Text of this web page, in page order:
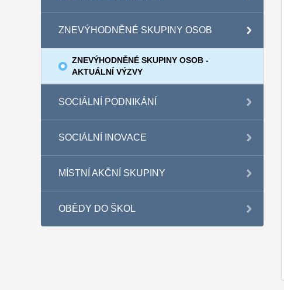
ZNEVÝHODNĚNÉ SKUPINY OSOB
ZNEVÝHODNĚNÉ SKUPINY OSOB -
AKTUÁLNÍ VÝZVY
SOCIÁLNÍ PODNIKÁNÍ
SOCIÁLNÍ INOVACE
MÍSTNÍ AKČNÍ SKUPINY
OBĚDY DO ŠKOL